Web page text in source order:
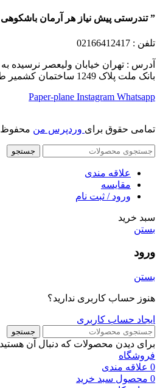
” تندرستی پیش نیاز هر آرمان
تلفن : 02166412417
آدرس : تهران خیابان ولیعصر نرسیده
بانک ملت پلاک 1249 ساختمان کشمیر طبقه سوم واحد 2
Paper-plane Instagram Whatsapp
تمامی حقوق برای وردپرس من محفوظ
جستجو
علاقه مندی
مقایسه
ورود / ثبت نام
سبد خرید
بستن
ورود
بستن
هنوز حساب کاربری ندارید؟
ایجاد حساب کاربری
جستجو
برای دیدن محصولات که دنبال آن هستید
فروشگاه
0 علاقه مندی
0 محصول سبد خرید